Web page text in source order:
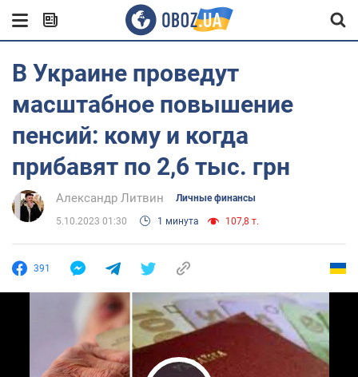
В Украине проведут
масштабное повышение
пенсий: кому и когда
прибавят по 2,6 тыс. грн
Александр Литвин Личные финансы
5.10.2023 01:30 1 минута 107,8 т.
391